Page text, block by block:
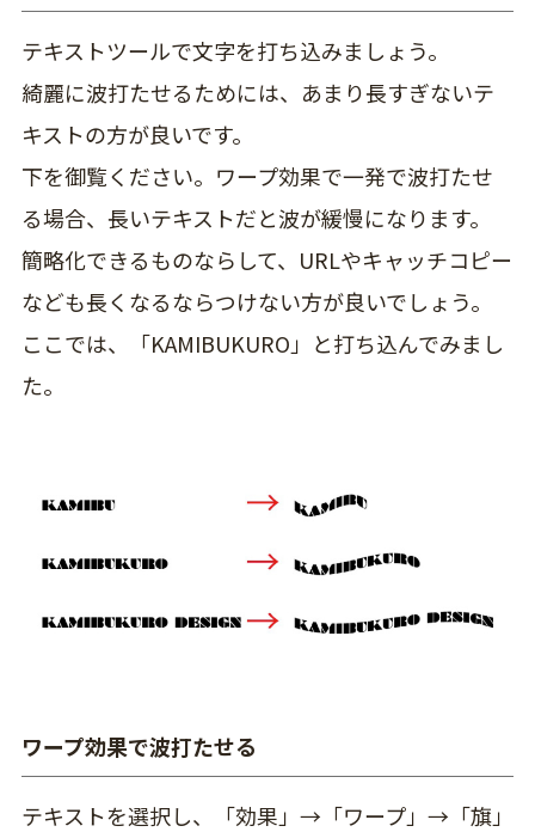
テキストツールで文字を打ち込みましょう。
綺麗に波打たせるためには、あまり長すぎないテ
キストの方が良いです。
下を御覧ください。ワープ効果で一発で波打たせ
る場合、長いテキストだと波が緩慢になります。
簡略化できるものならして、URLやキャッチコピー
なども長くなるならつけない方が良いでしょう。
ここでは、「KAMIBUKURO」と打ち込んでみまし
た。
ワープ効果で波打たせる
テキストを選択し、
「効果」→「ワープ」→「旗」